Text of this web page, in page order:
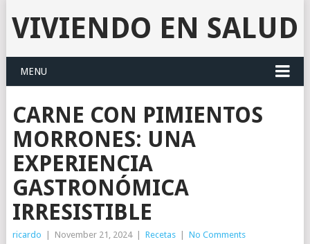
VIVIENDO EN SALUD
MENU
CARNE CON PIMIENTOS
MORRONES: UNA
EXPERIENCIA
GASTRONÓMICA
IRRESISTIBLE
ricardo November 21, 2024 Recetas No Comments